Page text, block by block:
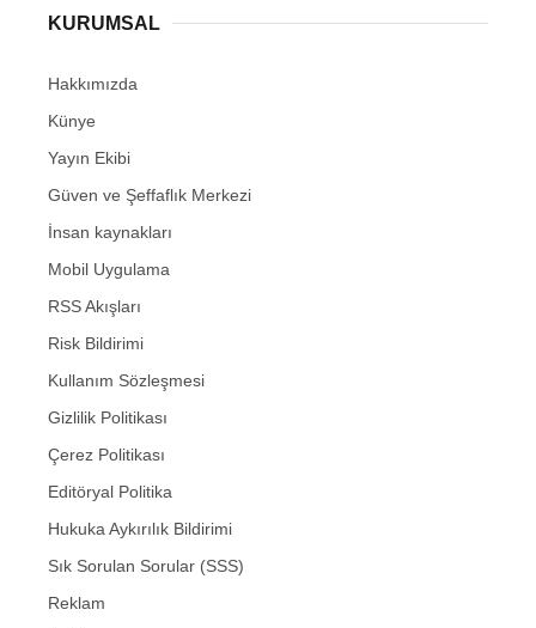
KURUMSAL
Hakkımızda
Künye
Yayın Ekibi
Güven ve Şeffaflık Merkezi
İnsan kaynakları
Mobil Uygulama
RSS Akışları
Risk Bildirimi
Kullanım Sözleşmesi
Gizlilik Politikası
Çerez Politikası
Editöryal Politika
Hukuka Aykırılık Bildirimi
Sık Sorulan Sorular (SSS)
Reklam